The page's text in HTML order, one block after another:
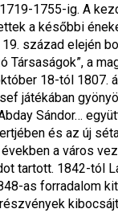
1755-ig. A
a későbbi
19. század elején
Társaságok”, a
18-tól 1807.
játékában
Sándor…
és az új
a város
tartott. 1842-tól
as forradalom